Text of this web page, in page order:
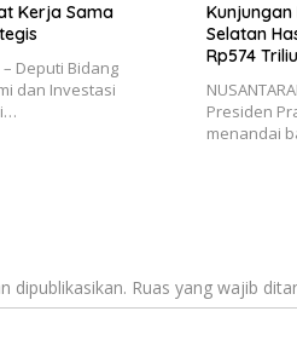
Kerja Sama
– Deputi Bidang
dan Investasi
Selatan
Rp574
Presiden
menandai
dipublikasikan. Ruas yang wajib